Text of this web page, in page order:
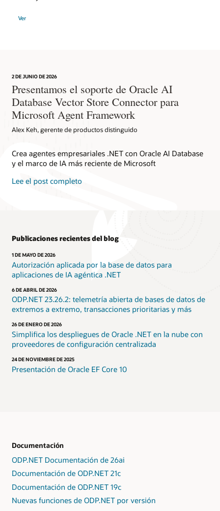
Ver
2 DE JUNIO DE 2026
Presentamos el soporte de Oracle AI
Database Vector Store Connector para
Microsoft Agent Framework
Alex Keh, gerente de productos distinguido
Crea agentes empresariales .NET con Oracle AI Database
y el marco de IA más reciente de Microsoft
Lee el post completo
Publicaciones recientes del blog
1 DE MAYO DE 2026
Autorización aplicada por la base de datos para
aplicaciones de IA agéntica .NET
6 DE ABRIL DE 2026
ODP.NET 23.26.2: telemetría abierta de bases de datos de
extremos a extremo, transacciones prioritarias y más
26 DE ENERO DE 2026
Simplifica los despliegues de Oracle .NET en la nube con
proveedores de configuración centralizada
24 DE NOVIEMBRE DE 2025
Presentación de Oracle EF Core 10
Documentación
ODP.NET Documentación de 26ai
Documentación de ODP.NET 21c
Documentación de ODP.NET 19c
Nuevas funciones de ODP.NET por versión